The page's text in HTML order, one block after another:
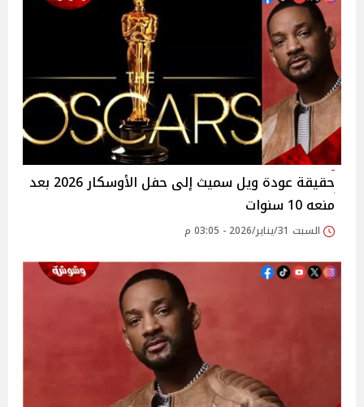
حقيقة عودة ويل سميث إلى حفل الأوسكار 2026 بعد
منعه 10 سنوات
السبت 31/يناير/2026 - 03:05 م